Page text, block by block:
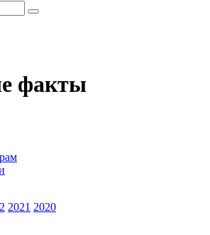
факты
2021 2020